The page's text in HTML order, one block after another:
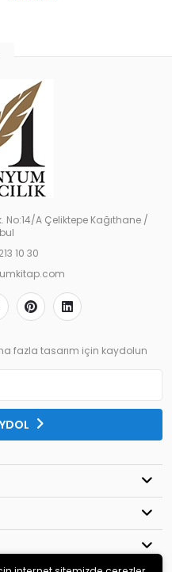
No:14/A Çeliktepe Kağıthane /
10 30
fazla tasarım için kaydolun